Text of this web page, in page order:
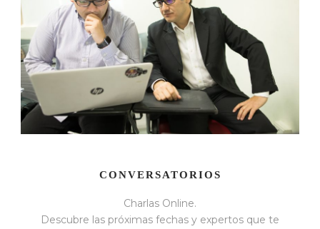
CONVERSATORIOS
Charlas Online.
Descubre las próximas fechas y expertos que te